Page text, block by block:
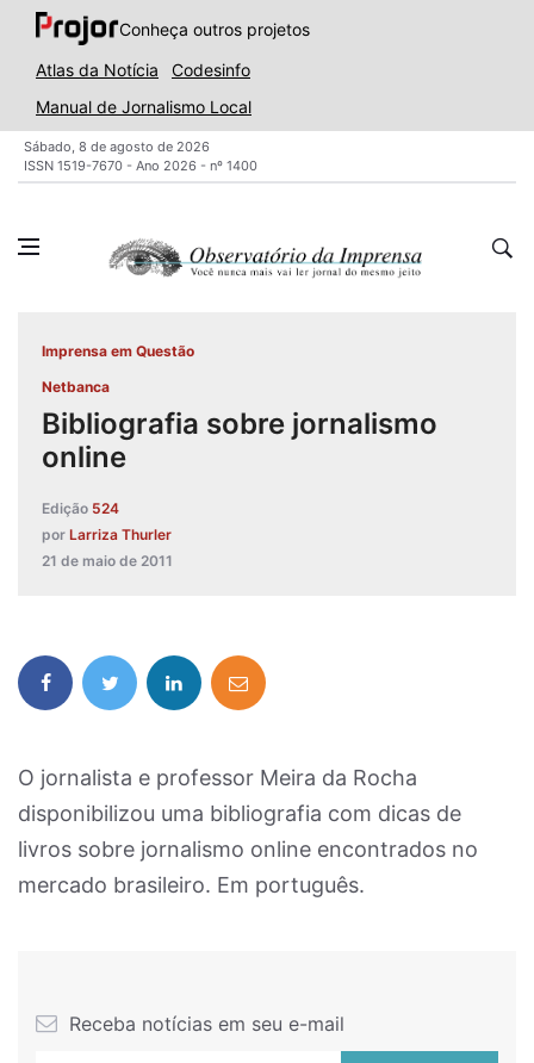
Conheça outros projetos
Atlas da Notícia
Codesinfo
Manual de Jornalismo Local
Sábado, 8 de agosto de 2026
ISSN 1519-7670 - Ano 2026 - nº 1400
Imprensa em Questão
Netbanca
Bibliografia sobre jornalismo
online
Edição 524
por Larriza Thurler
21 de maio de 2011
O jornalista e professor Meira da Rocha
disponibilizou uma bibliografia com dicas de
livros sobre jornalismo online encontrados no
mercado brasileiro. Em português.
Receba notícias em seu e-mail